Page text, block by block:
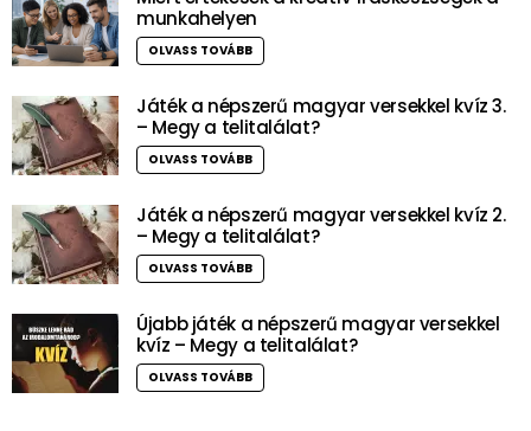
munkahelyen
OLVASS TOVÁBB
Játék a népszerű magyar versekkel kvíz 3.
– Megy a telitalálat?
OLVASS TOVÁBB
Játék a népszerű magyar versekkel kvíz 2.
– Megy a telitalálat?
OLVASS TOVÁBB
Újabb játék a népszerű magyar versekkel
kvíz – Megy a telitalálat?
OLVASS TOVÁBB